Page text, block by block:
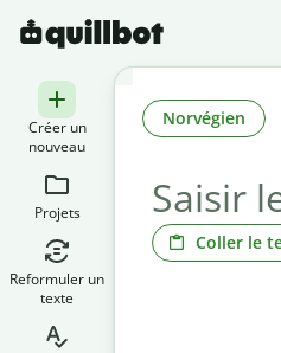
Créer un
nouveau
Projets
Reformuler un
texte
Coller le
Norvégien